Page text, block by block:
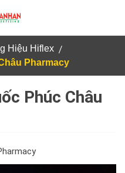
Hiệu Hiflex /
Pharmacy
Phúc Châu